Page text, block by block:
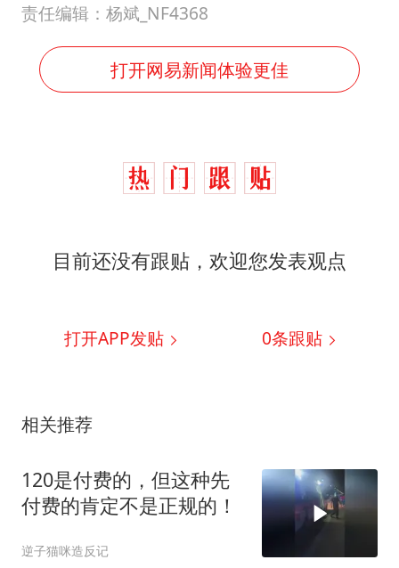
责任编辑：杨斌_NF4368
打开网易新闻体验更佳
目前还没有跟贴，欢迎您发表观点
打开APP发贴 0条跟贴
相关推荐
120是付费的，但这种先
付费的肯定不是正规的！
逆子猫咪造反记